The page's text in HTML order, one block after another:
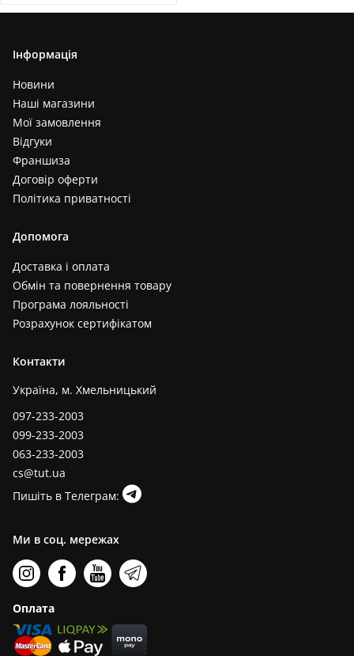
Інформація
Новини
Наші магазини
Мої замовлення
Відгуки
Франшиза
Договір оферти
Політика приватності
Допомога
Доставка і оплата
Обмін та повернення товару
Програма лояльності
Розрахунок сертифікатом
Контакти
Україна, м. Хмельницький
097-233-2003
099-233-2003
063-233-2003
cs@tut.ua
Пишіть в Телеграм:
Ми в соц. мережах
Оплата